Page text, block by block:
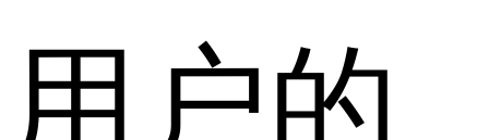
用户的